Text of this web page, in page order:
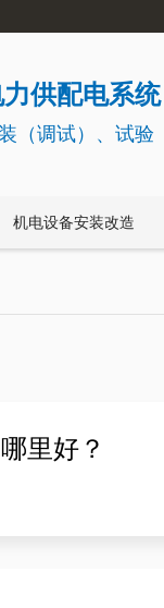
供配电系
（调试）、试验
机电设备安装改造
里好？